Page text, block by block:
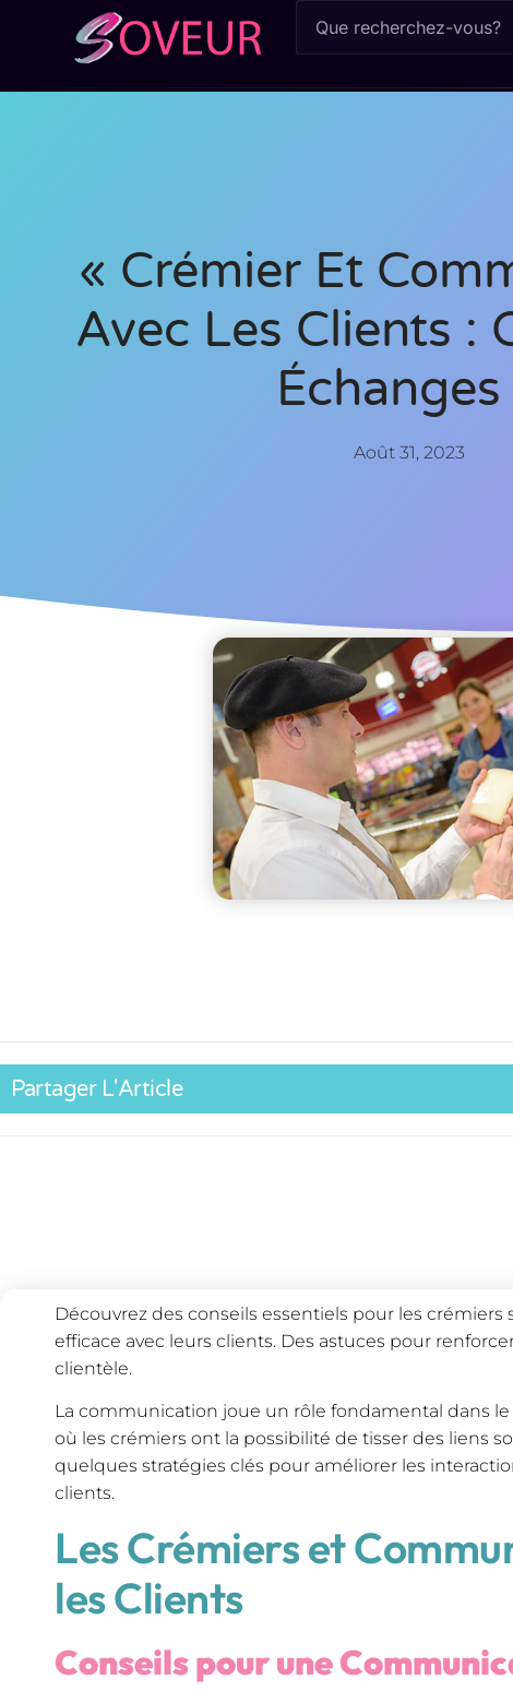
« Crémier Et
Avec Les Clients :
Échanges
Août 31, 2023
Partager L'Article
Découvrez des conseils essentiels pour les
efficace avec leurs clients. Des astuces pour
clientèle.
La communication joue un rôle fondamental dans
où les crémiers ont la possibilité de tisser des liens
quelques stratégies clés pour améliorer les
clients.
Les Crémiers et
les Clients
Conseils pour une